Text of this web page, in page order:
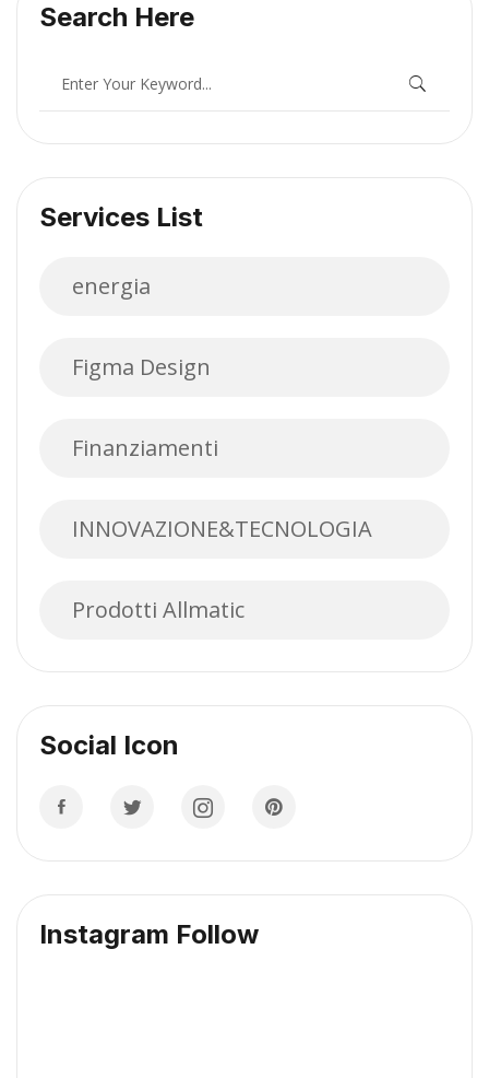
Search Here
Services List
energia
Figma Design
Finanziamenti
INNOVAZIONE&TECNOLOGIA
Prodotti Allmatic
Social Icon
Instagram Follow